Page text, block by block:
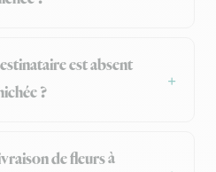
est absent
?
de fleurs à